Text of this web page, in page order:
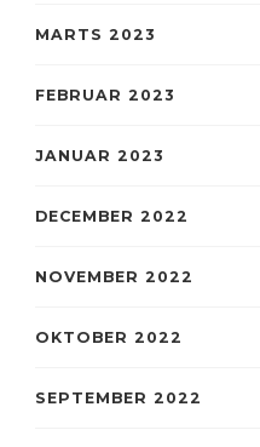
MARTS 2023
FEBRUAR 2023
JANUAR 2023
DECEMBER 2022
NOVEMBER 2022
OKTOBER 2022
SEPTEMBER 2022